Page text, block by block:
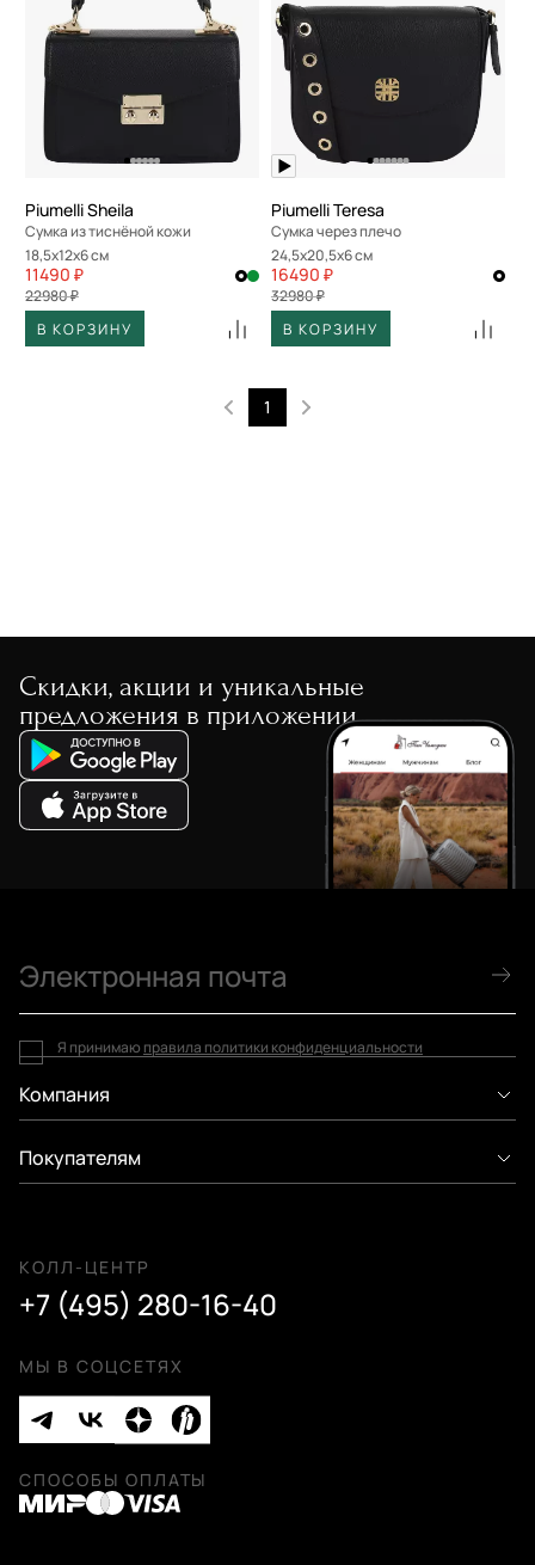
Piumelli Sheila
Сумка из тиснёной кожи
18,5x12x6 см
11490 ₽
22980 ₽
В КОРЗИНУ
Piumelli Teresa
Сумка через плечо
24,5x20,5x6 см
16490 ₽
32980 ₽
В КОРЗИНУ
1
Скидки, акции и уникальные
предложения в приложении
Компания
Покупателям
КОЛЛ-ЦЕНТР
+7 (495) 280-16-40
МЫ В СОЦСЕТЯХ
Я принимаю правила политики конфиденциальности
СПОСОБЫ ОПЛАТЫ